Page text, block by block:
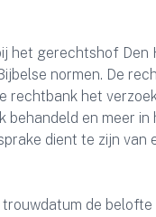
het gerechtshof Den
normen. De
rechtbank het
en meer in
dient te zijn van
de belofte